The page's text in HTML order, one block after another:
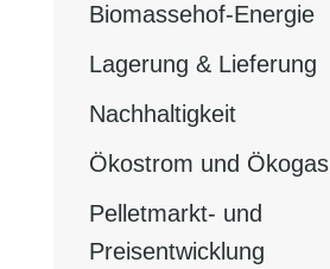
Biomassehof-Energie
Lagerung & Lieferung
Nachhaltigkeit
Ökostrom und Ökogas
Pelletmarkt- und
Preisentwicklung